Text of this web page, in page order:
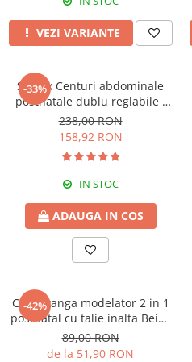
VEZI VARIANTE
-33%
Set 2 x Centuri abdominale
postnatale dublu reglabile -
Beige-Black
238,00 RON
158,92 RON
IN STOC
ADAUGA IN COS
-42%
Chilot tanga modelator 2 in 1
postnatal cu talie inalta Beige
Rose Girl
89,00 RON
de la 51,90 RON